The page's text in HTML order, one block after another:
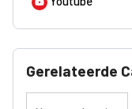
Gerelateerde